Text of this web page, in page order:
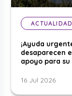
ACTUALIDAD
¡Ayuda
desaparecen
apoyo para
16 Jul 2026